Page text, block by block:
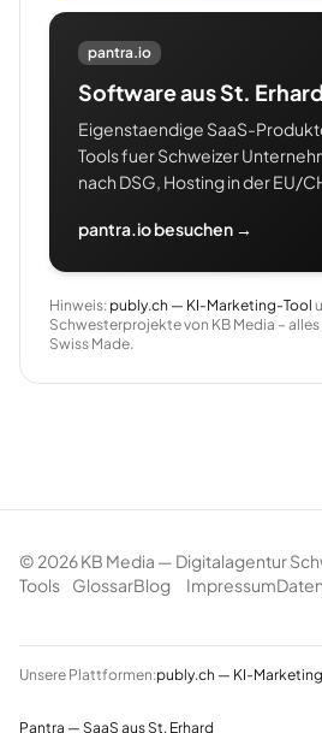
pantra.io
Software aus St. Erhard
Eigenstaendige SaaS-
Tools fuer Schweizer
nach DSG, Hosting in der EU/
pantra.io besuchen →
Hinweis: publy.ch — KI-Marketing-Tool
Schwesterprojekte von KB Media – alles
Swiss Made.
© 2026KB Media — Digitalagentur
Tools
GlossarBlog Impressum
Unsere Plattformen:publy.ch — KI-
Pantra — SaaS aus St. Erhard